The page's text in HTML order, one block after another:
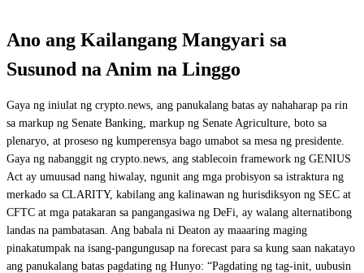
Ano ang Kailangang Mangyari sa
Susunod na Anim na Linggo
Gaya ng iniulat ng crypto.news, ang panukalang batas ay nahaharap pa rin
sa markup ng Senate Banking, markup ng Senate Agriculture, boto sa
plenaryo, at proseso ng kumperensya bago umabot sa mesa ng presidente.
Gaya ng nabanggit ng crypto.news, ang stablecoin framework ng GENIUS
Act ay umuusad nang hiwalay, ngunit ang mga probisyon sa istraktura ng
merkado sa CLARITY, kabilang ang kalinawan ng hurisdiksyon ng SEC at
CFTC at mga patakaran sa pangangasiwa ng DeFi, ay walang alternatibong
landas na pambatasan. Ang babala ni Deaton ay maaaring maging
pinakatumpak na isang-pangungusap na forecast para sa kung saan nakatayo
ang panukalang batas pagdating ng Hunyo: “Pagdating ng tag-init, uubusin